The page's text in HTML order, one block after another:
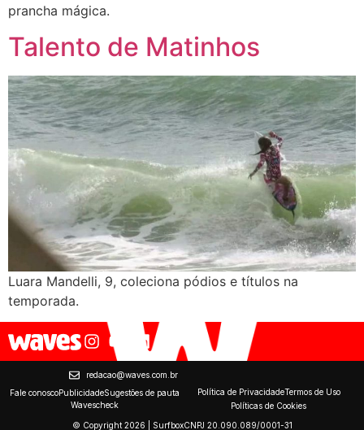
prancha mágica.
Talento de Matinhos
Luara Mandelli, 9, coleciona pódios e títulos na
temporada.
redacao@waves.com.br
Fale conoscoPublicidadeSugestões de pauta
Wavescheck
Política de PrivacidadeTermos de Uso
Políticas de Cookies
© Copyright 2026 | SurfboxCNPJ 20.090.089/0001-31